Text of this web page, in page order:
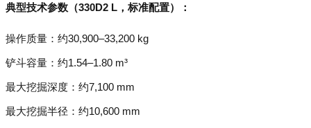
典型技术参数（330D2 L，标准配置）：
操作质量：约30,900–33,200 kg
铲斗容量：约1.54–1.80 m³
最大挖掘深度：约7,100 mm
最大挖掘半径：约10,600 mm